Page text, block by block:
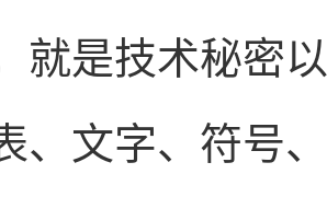
就是技术秘密
、文字、符号